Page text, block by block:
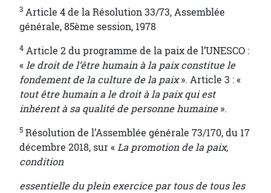
3 Article 4 de la Résolution 33/73, Assemblée
générale, 85ème session, 1978
4 Article 2 du programme de la paix de l’UNESCO :
«le droit de l’être humain à la paix constitue le
fondement de la culture de la paix». Article 3 : «
tout être humain a le droit à la paix qui est
inhérent à sa qualité de personne humaine».
5 Résolution de l’Assemblée générale 73/170, du 17
décembre 2018, sur «La promotion de la paix,
condition
essentielle du plein exercice par tous de tous les